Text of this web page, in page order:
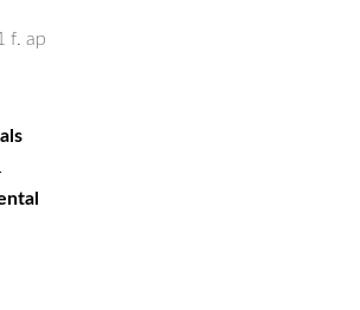
f. ap